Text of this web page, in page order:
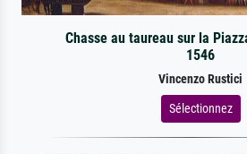
Chasse au taureau sur la
1546
Vincenzo Rustici
Sélectionnez